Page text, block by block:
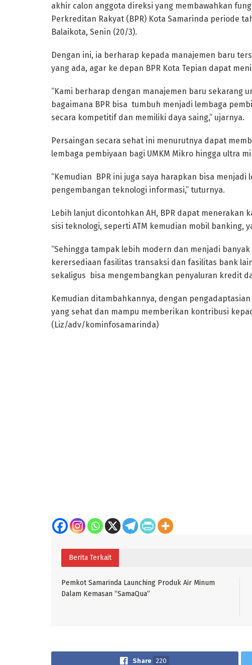
akhir calon anggota direksi yang membawahkan
Perkreditan Rakyat (BPR) Kota Samarinda periode
Balaikota, Senin (20/3).
Dengan ini, ia berharap kepada manajemen baru
yang ada, agar ke depan BPR Kota Tepian dapat
“Kami berharap dengan manajemen baru sekarang
bagaimana BPR bisa tumbuh menjadi lembaga
secara kompetitif dan memiliki daya saing,” ujarnya.
Persaingan secara sehat ini menurutnya dapat
lembaga pembiyaan bagi UMKM Mikro hingga ultra
“Kemudian BPR ini juga saya harapkan bisa
pengembangan teknologi informasi,” tuturnya.
Lebih lanjut dicontohkan AH, BPR dapat
sisi teknologi, seperti ATM kemudian mobil banking,
“Sehingga tampak lebih modern dan menjadi
kerersediaan fasilitas transaksi dan fasilitas bank
sekaligus bisa mengembangkan penyaluran kredit
Kemudian ditambahkannya, dengan
yang sehat dan mampu memberikan kontribusi
(Liz/adv/kominfosamarinda)
Berita Terkait
Pemkot Samarinda Launching Produk Air Minum
Dalam Kemasan “SamaQua”
Share 220